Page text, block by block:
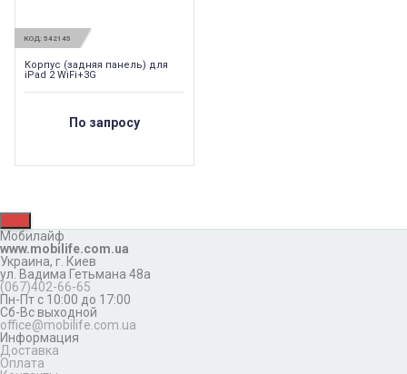
КОД: 542145
Корпус (задняя панель) для
iPad 2 WiFi+3G
По запросу
Мобилайф
www.mobilife.com.ua
Украина, г. Киев
ул. Вадима Гетьмана 48а
(067)402-66-65
Пн-Пт с 10:00 до 17:00
Сб-Вс выходной
office@mobilife.com.ua
Информация
Доставка
Оплата